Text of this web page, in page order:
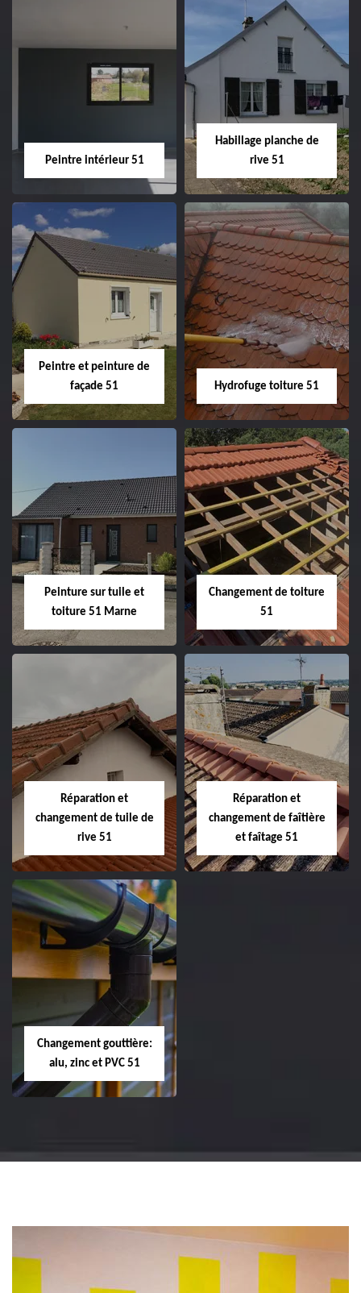
51
Nettoyage et
ravalement de
façade 51
Peintre intérieur 51
Peintre intérieur
Habillage planche de
rive 51
Habillage planche
de rive 51
Peintre et peinture de
façade 51
Peintre et peinture
de façade 51
Hydrofuge toiture 51
Hydrofuge toiture
51
Peinture sur tuile et
toiture 51 Marne
Peinture sur tuile
et toiture 51
Marne
Changement de toiture
51
Changement de
toiture 51
Réparation et
changement de tuile de
rive 51
Réparation et
changement de
tuile de rive 51
Réparation et
changement de faîtière
et faîtage 51
Changement gouttière:
alu, zinc et PVC 51
et PVC 51